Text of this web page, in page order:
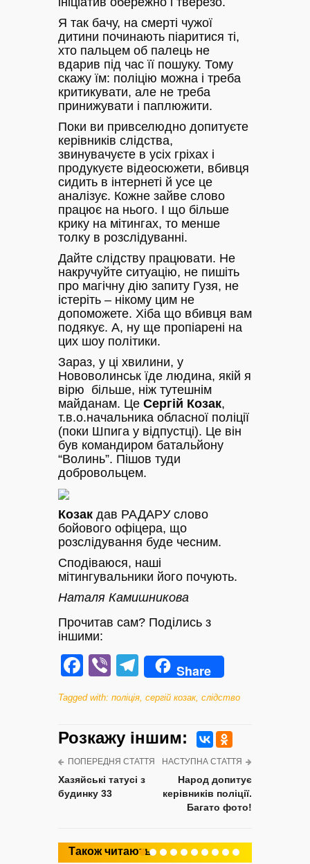
Я так бачу, на смерті чужої
дитини починають піаритися ті,
хто пальцем об палець не
вдарив під час її пошуку. Тому
скажу їм: поліцію можна і треба
критикувати, але не треба
принижувати і паплюжити.
Поки ви привселюдно допитуєте
керівників слідства,
звинувачуєте в усіх гріхах і
продукуєте відеосюжети, вбивця
сидить в інтернеті й усе це
аналізує. Кожне зайве слово
працює на нього. І що більше
крику на мітингах, то менше
толку в розслідуванні.
Дайте слідству працювати. Не
накручуйте ситуацію, не пишіть
про магічну дію запиту Гузя, не
істеріть – нікому цим не
допоможете. Хіба що вбивця вам
подякує. А, ну ще пропіарені на
цих шоу політики.
Зараз, у ці хвилини, у
Нововолинськ їде людина, якій я
вірю більше, ніж тутешнім
майданам. Це Сергій Козак,
т.в.о.начальника обласної поліції
(поки Шпига у відпустці). Це він
був командиром батальйону
“Волинь”. Пішов туди
добровольцем.
Козак дав РАДАРУ слово
бойового офіцера, що
розслідування буде чесним.
Сподіваюся, наші
мітингувальники його почують.
Наталя Камишникова
Прочитав сам? Поділись з
іншими:
Facebook
ViberTelegram
Share
Tagged with: поліція сергій козак, слідство
Розкажу iншим:
ПОПЕРЕДНЯ СТАТТЯ
Хазяйські татусі з
будинку 33
НАСТУПНА СТАТТЯ
Народ допитує
керівників поліції.
Багато фото!
Також читають